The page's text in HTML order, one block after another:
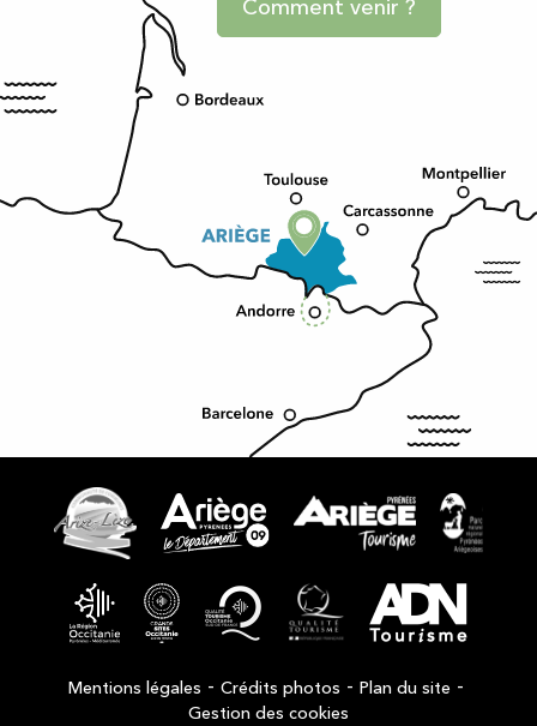
Comment venir ?
Mentions légales - Crédits photos - Plan du site -
Gestion des cookies